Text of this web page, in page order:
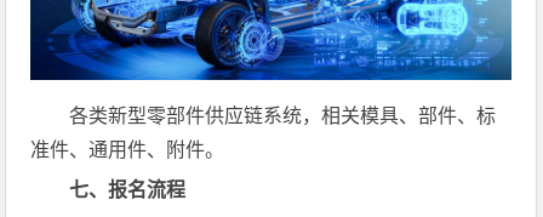
各类新型零部件供应链系统，相关模具、部件、标
准件、通用件、附件。
七、报名流程